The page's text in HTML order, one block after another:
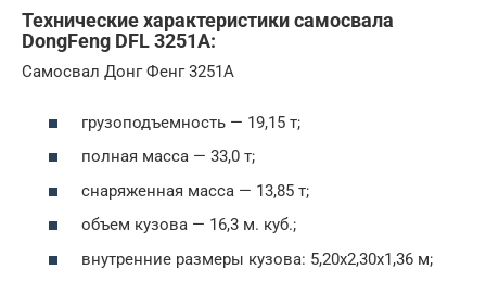
Технические характеристики самосвала
DongFeng DFL 3251A:
Самосвал Донг Фенг 3251А
грузоподъемность — 19,15 т;
полная масса — 33,0 т;
снаряженная масса — 13,85 т;
объем кузова — 16,3 м. куб.;
внутренние размеры кузова: 5,20х2,30х1,36 м;